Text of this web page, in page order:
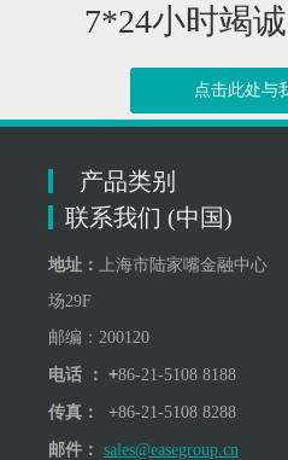
7*24小时竭
点击此处与
产品类别
联系我们 (中国)
地址：
上海市陆家嘴金融中
场29F
邮编：200120
电话 ： +86-21-5108 8188
传真： +86-21-5108 8288
邮件： sales@easegroup.cn